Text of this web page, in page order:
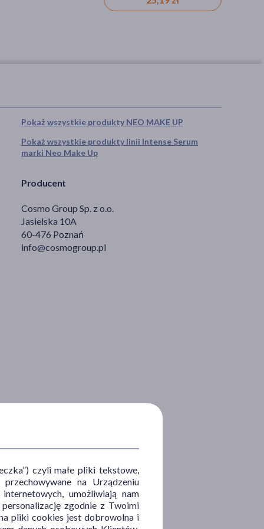
Pokaż wszystkie produkty NEO MAKE UP
Pokaż wszystkie produkty linii Intense Serum
marki Neo Make Up
Producent
Cosmo Group Sp. z o.o.
Jasielska 10A
60-476 Poznań
info@cosmogroup.pl
czyli małe pliki tekstowe,
na Urządzeniu
umożliwiają nam
zgodnie z Twoimi
pliki cookies jest dobrowolna i